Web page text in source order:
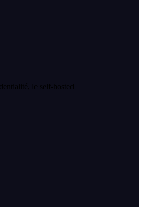
le self-hosted